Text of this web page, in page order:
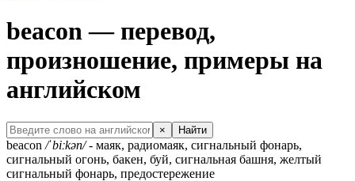
beacon — перевод,
произношение, примеры на
английском
× Найти
beacon /ˈbiːkən/- маяк, радиомаяк, сигнальный фонарь,
сигнальный огонь, бакен, буй, сигнальная башня, желтый
сигнальный фонарь, предостережение